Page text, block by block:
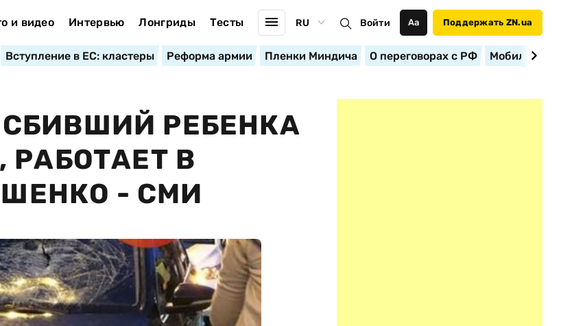
и видео Интервью Лонгриды Тесты RU Войти Аа Поддержать ZN.ua
Вступление в ЕС: кластеры Реформа армии Пленки Миндича О переговорах с РФ
РЕБЕНКА
РАБОТАЕТ В
- СМИ